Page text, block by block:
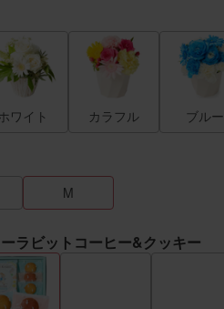
ワイト カラフル ブルー
M
ラビットコーヒー&クッキー